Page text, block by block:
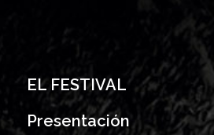
EL FESTIVAL
Presentación